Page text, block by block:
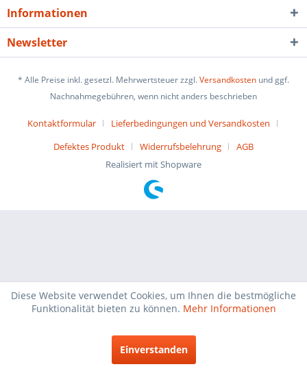
Informationen
Newsletter
* Alle Preise inkl. gesetzl. Mehrwertsteuer zzgl.Versandkosten und ggf.
Nachnahmegebühren, wenn nicht anders beschrieben
Kontaktformular
Lieferbedingungen und Versandkosten
Defektes Produkt
Widerrufsbelehrung
AGB
Realisiert mit Shopware
Diese Website verwendet Cookies, um Ihnen die bestmögliche
Funktionalität bieten zu können. Mehr Informationen
Einverstanden